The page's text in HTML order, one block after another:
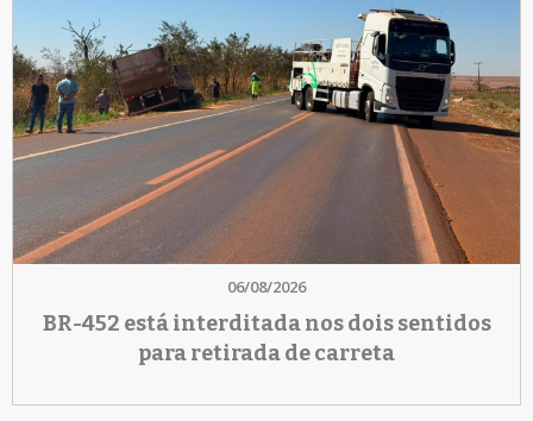
06/08/2026
BR-452 está interditada nos dois sentidos
para retirada de carreta